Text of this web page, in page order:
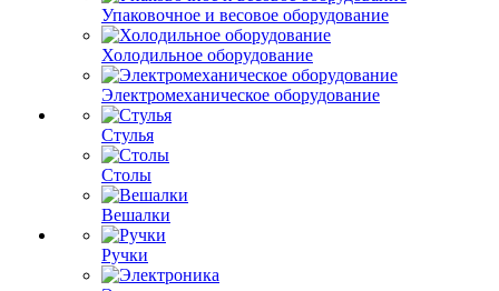
Упаковочное и весовое оборудование
Холодильное оборудование
Электромеханическое оборудование
Стулья
Столы
Вешалки
Ручки